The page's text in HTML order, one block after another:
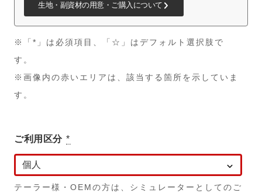
生地・副資材の用意・ご購入について
※「*」は必須項目、「☆」はデフォルト選択肢で
す。
※画像内の赤いエリアは、該当する箇所を示していま
す。
ご利用区分 *
テーラー様・OEMの方は、シミュレーターとしてのご